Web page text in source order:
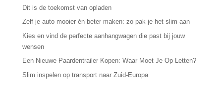
Dit is de toekomst van opladen
Zelf je auto mooier én beter maken: zo pak je het slim aan
Kies en vind de perfecte aanhangwagen die past bij jouw
wensen
Een Nieuwe Paardentrailer Kopen: Waar Moet Je Op Letten?
Slim inspelen op transport naar Zuid-Europa